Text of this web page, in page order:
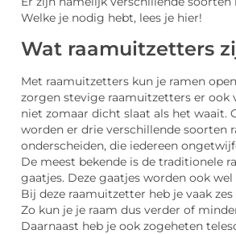
Welke je nodig hebt, lees je hier!
Wat raamuitzetters
Met raamuitzetters kun je ramen
zorgen stevige raamuitzetters er ook
niet zomaar dicht slaat als het waait.
worden er drie verschillende soorten
onderscheiden, die iedereen
De meest bekende is de traditionele
gaatjes. Deze gaatjes worden ook
Bij deze raamuitzetter heb je vaak
Zo kun je je raam dus verder of
Daarnaast heb je ook zogeheten